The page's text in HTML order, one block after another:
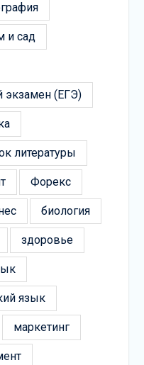
и сад
экзамен (ЕГЭ)
литературы
Форекс
биология
здоровье
язык
маркетинг